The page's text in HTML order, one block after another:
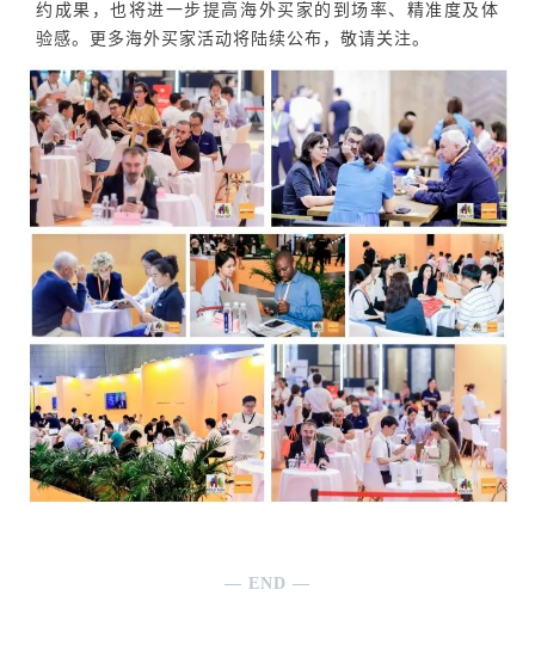
约成果，也将进一步提高海外买家的到场率、精准度及体
验感。更多海外买家活动将陆续公布，敬请关注。
— END —